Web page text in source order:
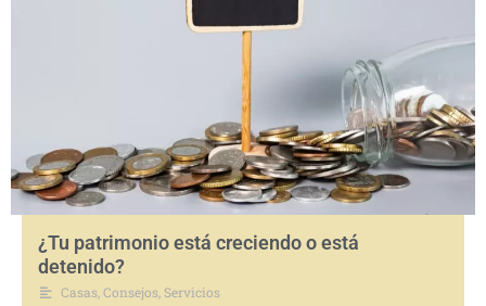
¿Tu patrimonio está creciendo o está
detenido?
Casas Consejos Servicios